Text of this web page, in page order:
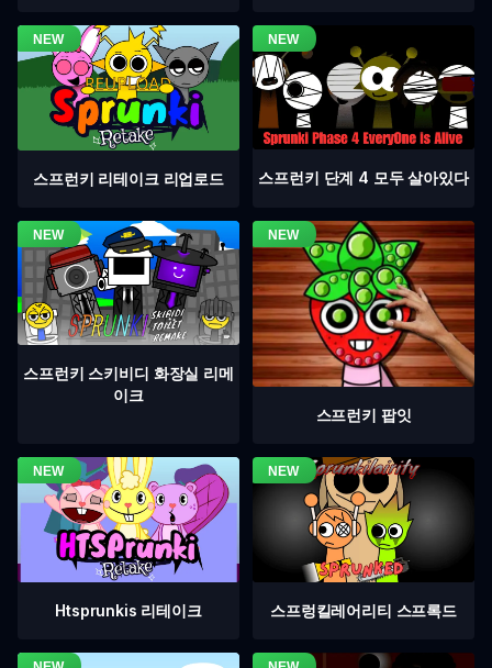
스프런키 리테이크 리업로드 스프런키 단계 4 모두 살아있다
스프런키 스키비디 화장실 리메
이크
스프런키 팝잇
Htsprunkis 리테이크 스프렁킬레어리티 스프록드